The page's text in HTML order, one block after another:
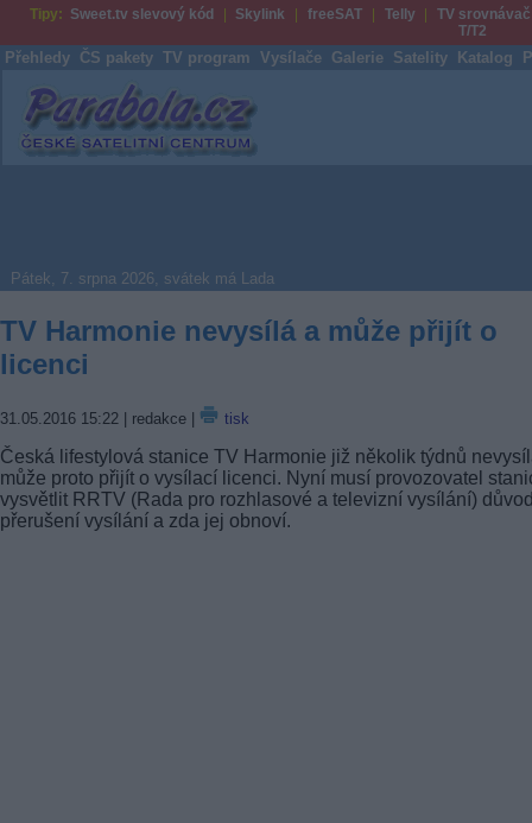
Tipy: Sweet.tv slevový kód Skylink freeSAT Telly
TV srovnávač
T/T2
Přehledy ČS pakety TV program Vysílače Galerie Satelity Katalog
Parabola.cz
Pátek, 7. srpna 2026, svátek má Lada
TV Harmonie nevysílá a může přijít o
licenci
31.05.2016 15:22 | redakce | tisk
Česká lifestylová stanice TV Harmonie již několik týdnů
může proto přijít o vysílací licenci. Nyní musí provozovatel
vysvětlit RRTV (Rada pro rozhlasové a televizní vysílání)
přerušení vysílání a zda jej obnoví.